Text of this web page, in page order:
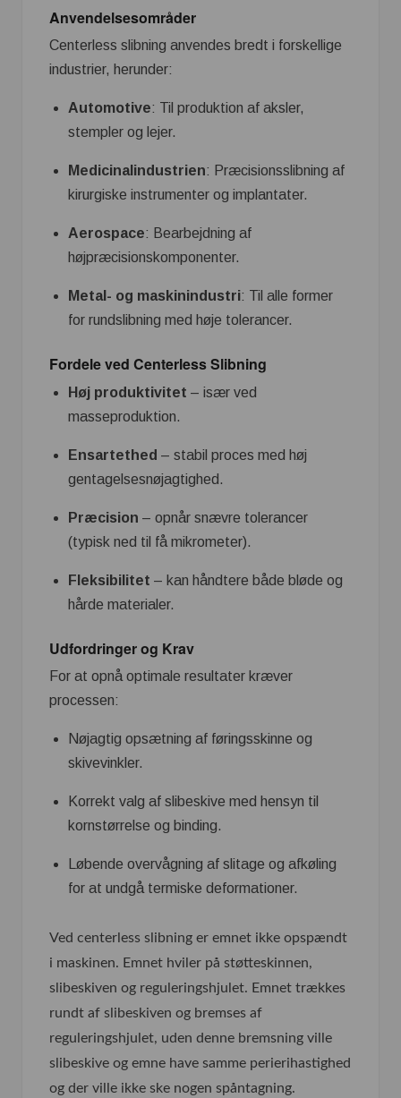
Anvendelsesområder
Centerless slibning anvendes bredt i forskellige
industrier, herunder:
Automotive: Til produktion af aksler,
stempler og lejer.
Medicinalindustrien: Præcisionsslibning af
kirurgiske instrumenter og implantater.
Aerospace: Bearbejdning af
højpræcisionskomponenter.
Metal- og maskinindustri: Til alle former
for rundslibning med høje tolerancer.
Fordele ved Centerless Slibning
Høj produktivitet – især ved
masseproduktion.
Ensartethed – stabil proces med høj
gentagelsesnøjagtighed.
Præcision – opnår snævre tolerancer
(typisk ned til få mikrometer).
Fleksibilitet – kan håndtere både bløde og
hårde materialer.
Udfordringer og Krav
For at opnå optimale resultater kræver
processen:
Nøjagtig opsætning af føringsskinne og
skivevinkler.
Korrekt valg af slibeskive med hensyn til
kornstørrelse og binding.
Løbende overvågning af slitage og afkøling
for at undgå termiske deformationer.
Ved centerless slibning er emnet ikke opspændt
i maskinen. Emnet hviler på støtteskinnen,
slibeskiven og reguleringshjulet. Emnet trækkes
rundt af slibeskiven og bremses af
reguleringshjulet, uden denne bremsning ville
slibeskive og emne have samme perierihastighed
og der ville ikke ske nogen spåntagning.